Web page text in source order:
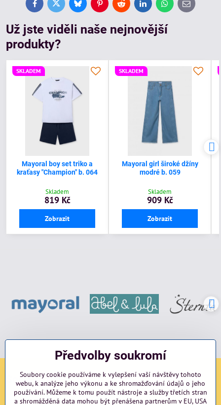
FacebookTwitterBlueskyPinterestReddit LinkedInWhatsApp
E-
mail
Už jste viděli naše nejnovější
produkty?
SKLADEM
Mayoral boy set triko a
kraťasy "Champion" b. 064
Skladem
819 Kč
Zobrazit
SKLADEM
Mayoral girl široké džíny
modré b. 059
Skladem
909 Kč
Zobrazit
Sociální sítě
Facebook Instagram blog
Předvolby soukromí
Soubory cookie používáme k vylepšení vaší návštěvy tohoto
webu, k analýze jeho výkonu a ke shromažďování údajů o jeho
používání. Můžeme k tomu použít nástroje a služby třetích stran
a shromážděná data mohou být přenášena partnerům v EU, USA